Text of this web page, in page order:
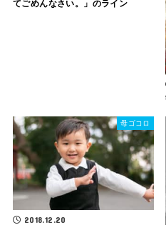
てごめんなさい。」のライン
母ゴコロ
2018.12.20